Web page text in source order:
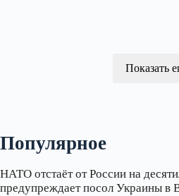
Показать
Популярное
НАТО отстаёт от России на
предупреждает посол Украины в